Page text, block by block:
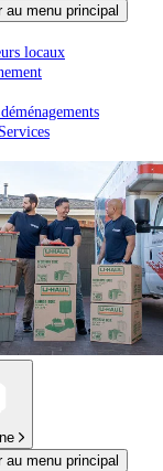
au menu principal
locaux
Services
au menu principal